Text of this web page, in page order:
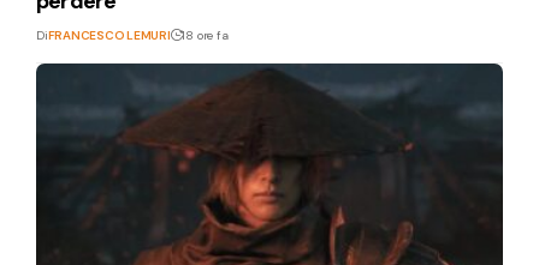
DiFRANCESCO LEMURI 18 ore fa